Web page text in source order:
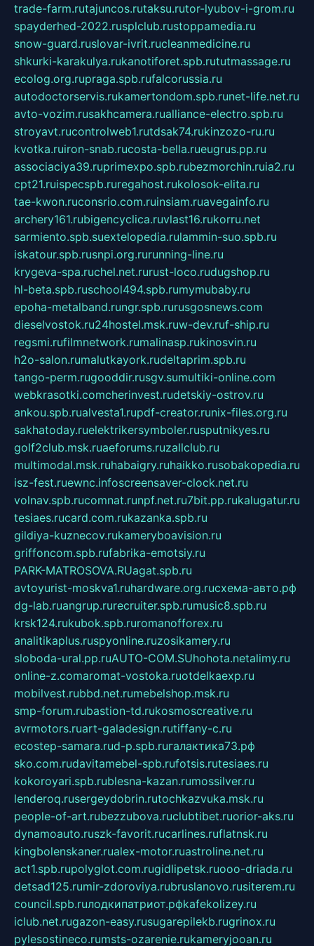
trade-farm.rutajuncos.rutaksu.rutor-lyubov-i-grom.ru
spayderhed-2022.rusplclub.rustoppamedia.ru
snow-guard.ruslovar-ivrit.rucleanmedicine.ru
shkurki-karakulya.rukanotiforet.spb.rututmassage.ru
ecolog.org.rupraga.spb.rufalcorussia.ru
autodoctorservis.rukamertondom.spb.runet-life.net.ru
avto-vozim.rusakhcamera.rualliance-electro.spb.ru
stroyavt.rucontrolweb1.rutdsak74.rukinzozo-ru.ru
kvotka.ruiron-snab.rucosta-bella.rueugrus.pp.ru
associaciya39.ruprimexpo.spb.rubezmorchin.ruia2.ru
cpt21.ruispecspb.ruregahost.rukolosok-elita.ru
tae-kwon.ruconsrio.com.ruinsiam.ruavegainfo.ru
archery161.rubigencyclica.ruvlast16.rukorru.net
sarmiento.spb.suextelopedia.rulammin-suo.spb.ru
iskatour.spb.rusnpi.org.rurunning-line.ru
krygeva-spa.ruchel.net.rurust-loco.rudugshop.ru
hl-beta.spb.ruschool494.spb.rumymubaby.ru
epoha-metalband.rungr.spb.rurusgosnews.com
dieselvostok.ru24hostel.msk.ruw-dev.ruf-ship.ru
regsmi.rufilmnetwork.rumalinasp.rukinosvin.ru
h2o-salon.rumalutkayork.rudeltaprim.spb.ru
tango-perm.rugooddir.rusgv.sumultiki-online.com
webkrasotki.comcherinvest.rudetskiy-ostrov.ru
ankou.spb.rualvesta1.rupdf-creator.runix-files.org.ru
sakhatoday.ruelektrikersymboler.rusputnikyes.ru
golf2club.msk.ruaeforums.ruzallclub.ru
multimodal.msk.ruhabaigry.ruhaikko.rusobakopedia.ru
isz-fest.ruewnc.infoscreensaver-clock.net.ru
volnav.spb.rucomnat.runpf.net.ru7bit.pp.rukalugatur.ru
tesiaes.rucard.com.rukazanka.spb.ru
gildiya-kuznecov.rukameryboavision.ru
griffoncom.spb.rufabrika-emotsiy.ru
PARK-MATROSOVA.RUagat.spb.ru
avtoyurist-moskva1.ruhardware.org.ruсхема-авто.рф
dg-lab.ruangrup.rurecruiter.spb.rumusic8.spb.ru
krsk124.rukubok.spb.ruromanofforex.ru
analitikaplus.ruspyonline.ruzosikamery.ru
sloboda-ural.pp.ruAUTO-COM.SUhohota.netalimy.ru
online-z.comaromat-vostoka.ruotdelkaexp.ru
mobilvest.rubbd.net.rumebelshop.msk.ru
smp-forum.rubastion-td.rukosmoscreative.ru
avrmotors.ruart-galadesign.rutiffany-c.ru
ecostep-samara.rud-p.spb.ruгалактика73.рф
sko.com.rudavitamebel-spb.rufotsis.rutesiaes.ru
kokoroyari.spb.rublesna-kazan.rumossilver.ru
lenderoq.rusergeydobrin.rutochkazvuka.msk.ru
people-of-art.rubezzubova.ruclubtibet.ruorior-aks.ru
dynamoauto.ruszk-favorit.rucarlines.ruflatnsk.ru
kingbolenskaner.rualex-motor.ruastroline.net.ru
act1.spb.rupolyglot.com.rugidlipetsk.ruooo-driada.ru
detsad125.rumir-zdoroviya.rubruslanovo.rusiterem.ru
council.spb.ruлодкипатриот.рфkafekolizey.ru
iclub.net.rugazon-easy.rusugarepilekb.rugrinox.ru
pylesostineco.rumsts-ozarenie.rukameryjooan.ru